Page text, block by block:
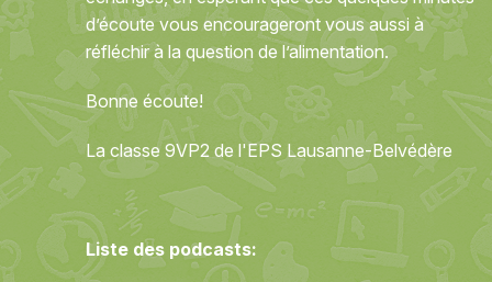
d’écoute vous encourageront vous aussi à
réfléchir à la question de l’alimentation.
Bonne écoute!
La classe 9VP2 de l'EPS Lausanne-Belvédère
Liste des podcasts: